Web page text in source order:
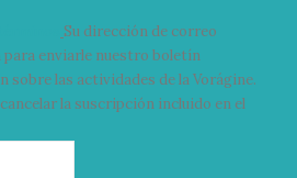
Su dirección de correo
enviarle nuestro boletín
las actividades de la Vorágine.
la suscripción incluido en el